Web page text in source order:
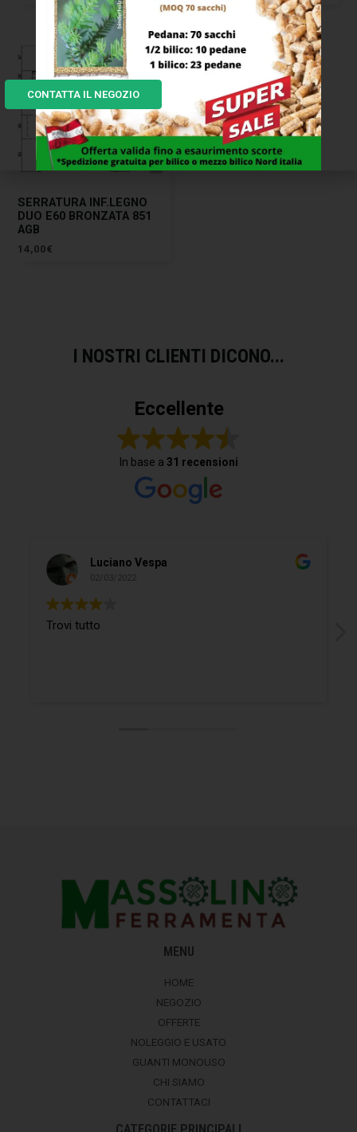
SERRATURA INF.LEGNO
DUO E60 BRONZATA 851
AGB
14,00€
I NOSTRI CLIENTI DICONO...
Eccellente
In base a 31 recensioni
Luciano Vespa
02/03/2022
Trovi tutto
MENU
HOME
NEGOZIO
OFFERTE
NOLEGGIO E USATO
GUANTI MONOUSO
CHI SIAMO
CONTATTACI
CONTATTA IL NEGOZIO